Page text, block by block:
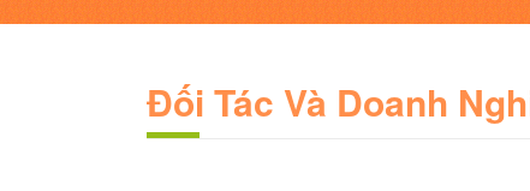
Đối Tác Và Doanh